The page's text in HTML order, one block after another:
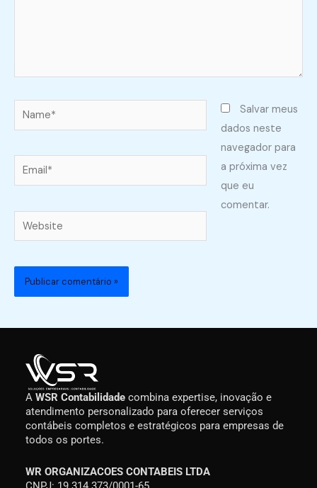
Name*
Email*
Website
Salvar meus
dados neste
navegador para
a próxima vez
que eu
comentar.
A WSR Contabilidadecombina expertise, inovação e
atendimento personalizado para oferecer serviços
contábeis completos e estratégicos para empresas de
todos os portes.
WR ORGANIZACOES CONTABEIS LTDA